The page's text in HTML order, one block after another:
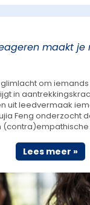
maakt je
om
in
uit leedvermaak
Feng onderzocht
Lees meer »